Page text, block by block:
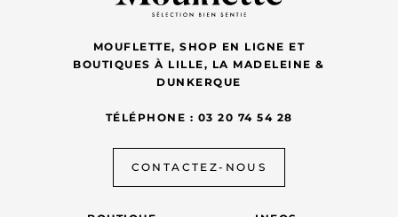
MOUFLETTE, SHOP EN LIGNE ET
BOUTIQUES À LILLE, LA MADELEINE &
DUNKERQUE
TÉLÉPHONE : 03 20 74 54 28
CONTACTEZ-NOUS